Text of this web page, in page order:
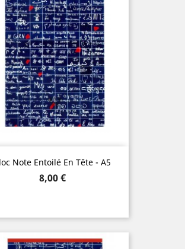
Note Entoilé En Tête - A5
Precio
8,00 €